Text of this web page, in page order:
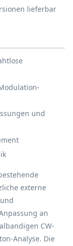
lieferbar
und
externe
an
CW-
Analyse. Die